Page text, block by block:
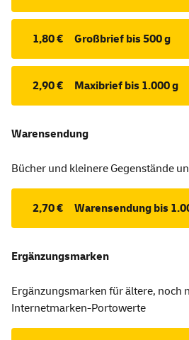
1,80 € Großbrief bis 500 g
2,90 € Maxibrief bis 1.000 g
Warensendung
Bücher und kleinere Gegenstände
2,70 € Warensendung bis
Ergänzungsmarken
Ergänzungsmarken für ältere, noch
Internetmarken-Portowerte